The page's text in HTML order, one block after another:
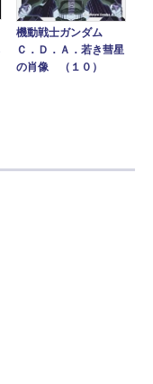
機動戦士ガンダム
Ｃ．Ｄ．Ａ．若き彗星
の肖像 （１０）